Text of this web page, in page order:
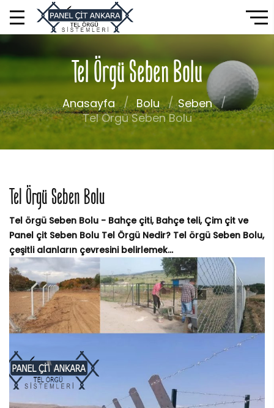
Tel Örgü Seben Bolu
Anasayfa Bolu
Seben
Tel Örgü Seben Bolu
Tel Örgü Seben Bolu
Tel örgü Seben Bolu - Bahçe çiti, Bahçe teli, Çim çit ve
Panel çit Seben Bolu Tel Örgü Nedir? Tel örgü Seben Bolu,
çeşitli alanların çevresini belirlemek...